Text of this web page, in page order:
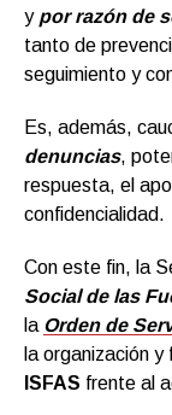
ypor razón de
tanto de
seguimiento y
Es, además,
denuncias,
respuesta, el
confidencialidad.
Con este fin, la
Social de las
la Orden de
la organización
ISFAS frente al